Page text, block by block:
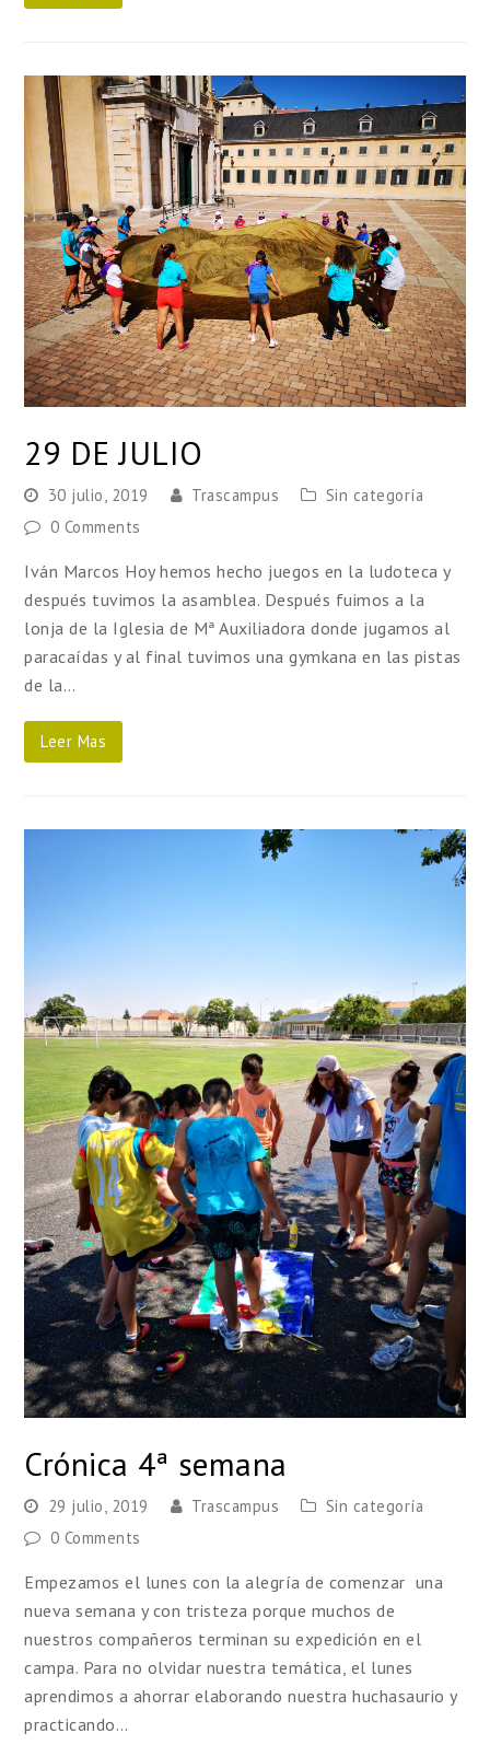
29 DE JULIO
30 julio, 2019 Trascampus
Sin categoría
0 Comments
Iván Marcos Hoy hemos hecho juegos en la ludoteca y
después tuvimos la asamblea. Después fuimos a la
lonja de la Iglesia de Mª Auxiliadora donde jugamos al
paracaídas y al final tuvimos una gymkana en las pistas
de la…
Leer Mas
Crónica 4ª semana
29 julio, 2019 Trascampus
Sin categoría
0 Comments
Empezamos el lunes con la alegría de comenzar una
nueva semana y con tristeza porque muchos de
nuestros compañeros terminan su expedición en el
campa. Para no olvidar nuestra temática, el lunes
aprendimos a ahorrar elaborando nuestra huchasaurio y
practicando…